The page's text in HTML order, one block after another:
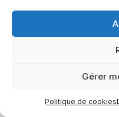
Gérer
Politique de cookies